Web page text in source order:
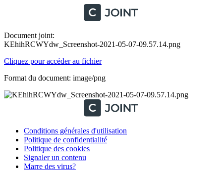
Document joint:
KEhihRCWYdw_Screenshot-2021-05-07-09.57.14.png
Cliquez pour accéder au fichier
Format du document: image/png
Conditions générales d'utilisation
Politique de confidentialité
Politique des cookies
Signaler un contenu
Marre des virus?